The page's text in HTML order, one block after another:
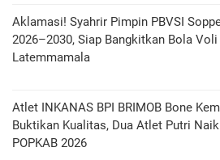
Aklamasi! Syahrir Pimpin PBVSI
2026–2030, Siap Bangkitkan Bola
Latemmamala
Atlet INKANAS BPI BRIMOB Bone
Buktikan Kualitas, Dua Atlet Putri
POPKAB 2026